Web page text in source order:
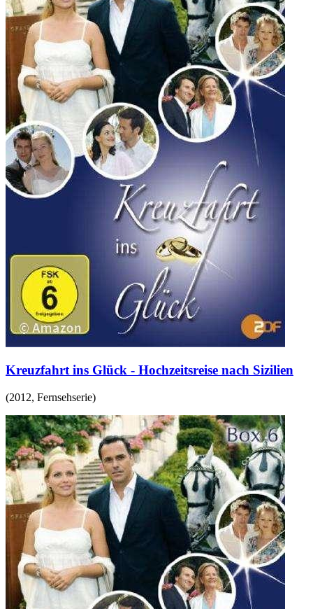
Kreuzfahrt ins Glück - Hochzeitsreise nach Sizilien
(2012, Fernsehserie)